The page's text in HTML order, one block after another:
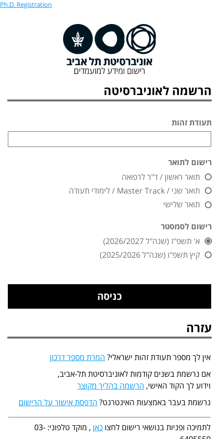
Ph.D. Registration
הרשמה לאוניברסיטה
תעודת זהות
רישום לתואר
תואר ראשון / ד"ר לרפואה
תואר שני / Master Track / לימודי תעודה
תואר שלישי
רישום לסמסטר
א' תשפ"ז (שנה"ל 2026/2027)
קיץ תשפ"ו (שנה"ל 2025/2026)
עזרה
אין לך מספר תעודת זהות ישראלי? המרת מספר דרכון
אם נרשמת בשנים קודמות לאוניברסיטת תל-אביב,
וידוע לך הקוד האישי, הרשמה בהליך מקוצר
נרשמת בעבר באמצעות האינטרנט? הדפסת אישור על הרישום
לתמיכה ופניות בנושאי רישום לחצו כאן
, מוקד טלפוני: 03-